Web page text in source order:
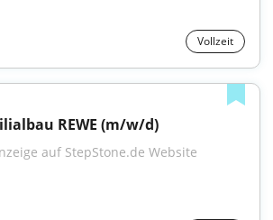
Vollzeit
REWE (m/w/d)
auf StepStone.de Website